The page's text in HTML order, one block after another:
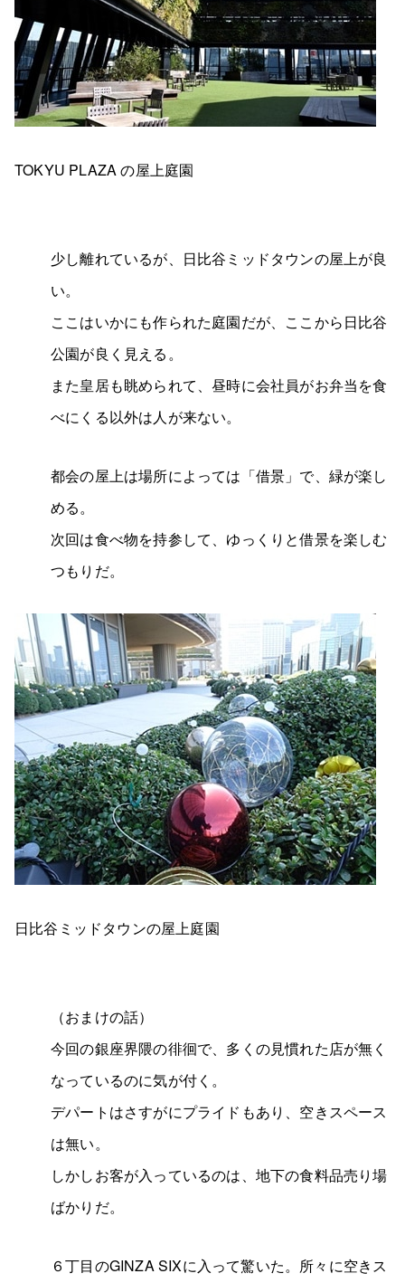
TOKYU PLAZA の屋上庭園
少し離れているが、日比谷ミッドタウンの屋上が良
い。
ここはいかにも作られた庭園だが、ここから日比谷
公園が良く見える。
また皇居も眺められて、昼時に会社員がお弁当を食
べにくる以外は人が来ない。
都会の屋上は場所によっては「借景」で、緑が楽し
める。
次回は食べ物を持参して、ゆっくりと借景を楽しむ
つもりだ。
日比谷ミッドタウンの屋上庭園
（おまけの話）
今回の銀座界隈の徘徊で、多くの見慣れた店が無く
なっているのに気が付く。
デパートはさすがにプライドもあり、空きスペース
は無い。
しかしお客が入っているのは、地下の食料品売り場
ばかりだ。
６丁目のGINZA SIXに入って驚いた。所々に空きス